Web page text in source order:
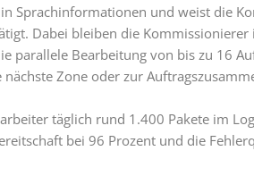
Sprachinformationen und weist die
Dabei bleiben die
parallele Bearbeitung von bis zu 16
Zone oder zur
täglich rund 1.400 Pakete im
bei 96 Prozent und die